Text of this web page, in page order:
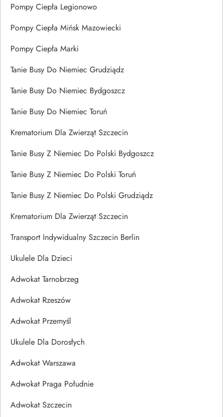
Pompy Ciepła Legionowo
Pompy Ciepła Mińsk Mazowiecki
Pompy Ciepła Marki
Tanie Busy Do Niemiec Grudziądz
Tanie Busy Do Niemiec Bydgoszcz
Tanie Busy Do Niemiec Toruń
Krematorium Dla Zwierząt Szczecin
Tanie Busy Z Niemiec Do Polski Bydgoszcz
Tanie Busy Z Niemiec Do Polski Toruń
Tanie Busy Z Niemiec Do Polski Grudziądz
Krematorium Dla Zwierząt Szczecin
Transport Indywidualny Szczecin Berlin
Ukulele Dla Dzieci
Adwokat Tarnobrzeg
Adwokat Rzeszów
Adwokat Przemyśl
Ukulele Dla Dorosłych
Adwokat Warszawa
Adwokat Praga Południe
Adwokat Szczecin